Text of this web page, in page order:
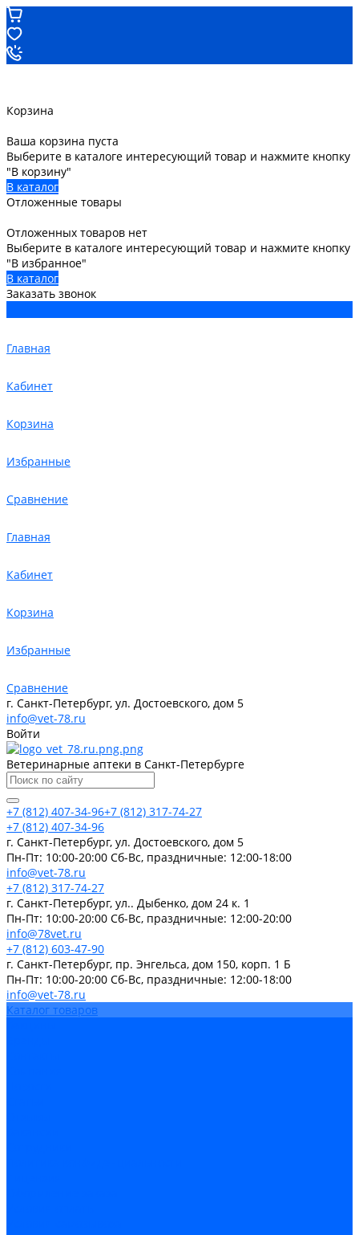
Корзина
Ваша корзина пуста
Выберите в каталоге интересующий товар и нажмите кнопку
"В корзину"
В каталог
Отложенные товары
Отложенных товаров нет
Выберите в каталоге интересующий товар и нажмите кнопку
"В избранное"
В каталог
Заказать звонок
Главная
Кабинет
Корзина
Избранные
Сравнение
Главная
Кабинет
Корзина
Избранные
Сравнение
г. Санкт-Петербург, ул. Достоевского, дом 5
info@vet-78.ru
Войти
Ветеринарные аптеки в Санкт-Петербурге
+7 (812) 407-34-96+7 (812) 317-74-27
+7 (812) 407-34-96
г. Санкт-Петербург, ул. Достоевского, дом 5
Пн-Пт: 10:00-20:00 Cб-Вс, праздничные: 12:00-18:00
info@vet-78.ru
+7 (812) 317-74-27
г. Санкт-Петербург, ул.. Дыбенко, дом 24 к. 1
Пн-Пт: 10:00-20:00 Cб-Вс, праздничные: 12:00-20:00
info@78vet.ru
+7 (812) 603-47-90
г. Санкт-Петербург, пр. Энгельса, дом 150, корп. 1 Б
Пн-Пт: 10:00-20:00 Cб-Вс, праздничные: 12:00-18:00
info@vet-78.ru
Каталог товаров